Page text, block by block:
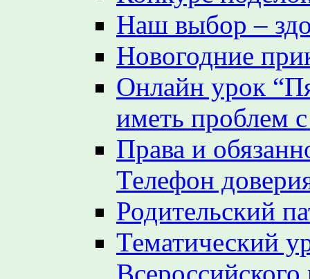
Наш выбор –
Новогодние
Онлайн урок
иметь проблем
Права и
Телефон
Родительский
Тематический